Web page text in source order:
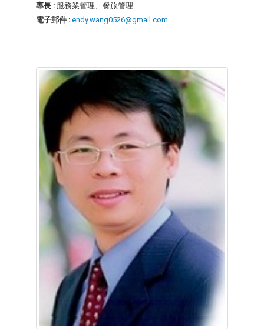
專長 : 服務業管理、餐旅管理
電子郵件 : endy.wang0526@gmail.com